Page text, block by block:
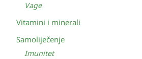
Vage
Vitamini i minerali
Samoliječenje
Imunitet